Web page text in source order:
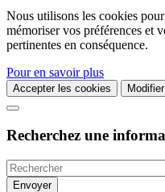
Nous utilisons les cookies
mémoriser vos préférences et
pertinentes en conséquence.
Pour en savoir plus
Accepter les cookies
Recherchez une